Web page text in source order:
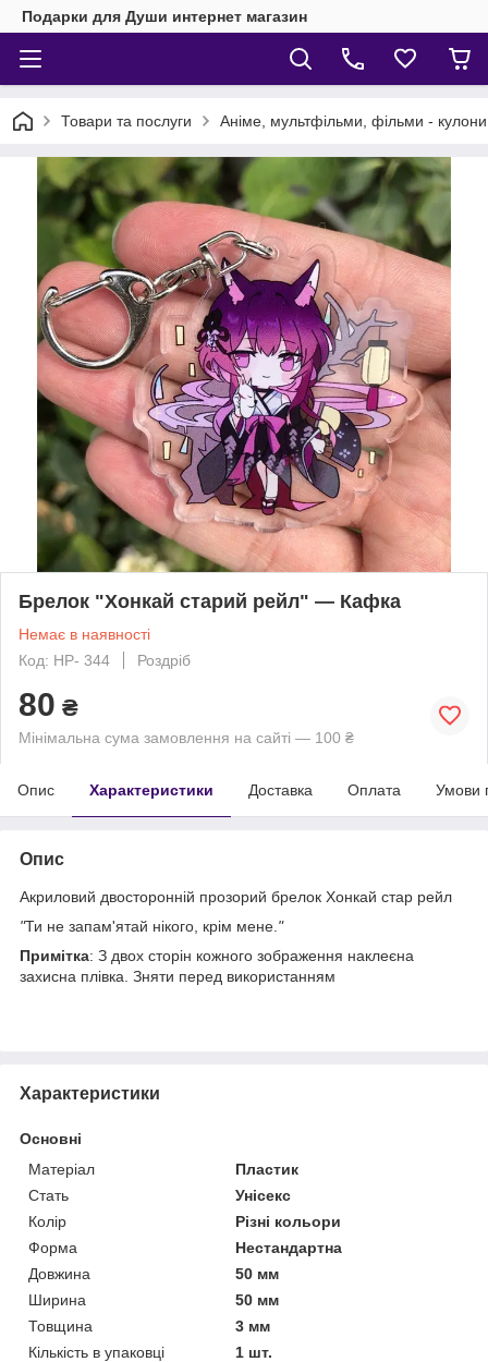
Подарки для Души интернет магазин
Товари та послуги Аніме, мультфільми, фільми -
Брелок "Хонкай старий рейл" — Кафка
Немає в наявності
Код: HP- 344
Роздріб
80 ₴
Мінімальна сума замовлення на сайті — 100 ₴
Опис Характеристики Доставка Оплата Умови
Опис
Акриловий двосторонній прозорий брелок Хонкай стар рейл
"Ти не запам'ятай нікого, крім мене. "
Примітка: З двох сторін кожного зображення наклеєна
захисна плівка. Зняти перед використанням
Характеристики
Основні
Матеріал
Пластик
Стать
Унісекс
Колір
Різні кольори
Форма
Нестандартна
Довжина
50 мм
Ширина
50 мм
Товщина
3 мм
Кількість в упаковці
1 шт.